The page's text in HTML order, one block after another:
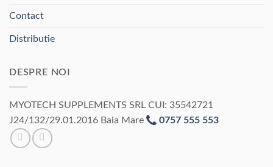
Contact
Distributie
DESPRE NOI
MYOTECH SUPPLEMENTS SRL CUI: 35542721
J24/132/29.01.2016 Baia Mare
0757 555 553